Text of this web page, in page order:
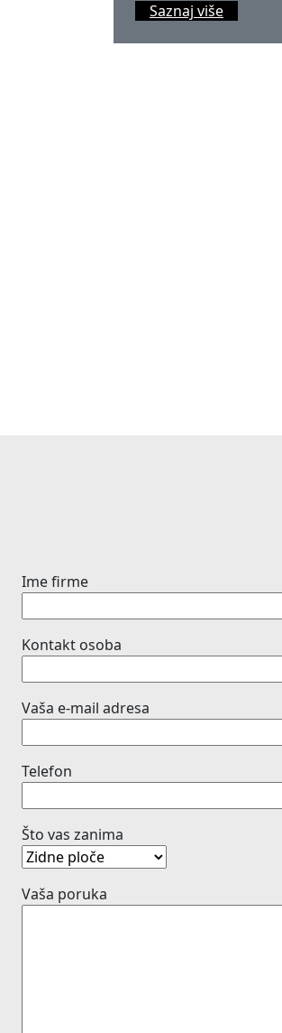
Saznaj više
Ime firme
Kontakt osoba
Vaša e-mail adresa
Telefon
Što vas zanima
Vaša poruka